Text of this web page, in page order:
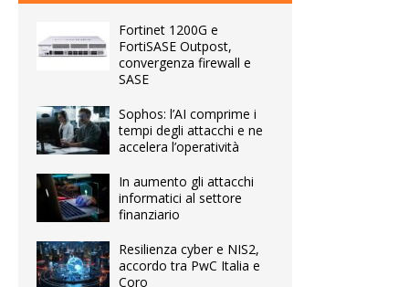
Fortinet 1200G e
FortiSASE Outpost,
convergenza firewall e
SASE
Sophos: l’AI comprime i
tempi degli attacchi e ne
accelera l’operatività
In aumento gli attacchi
informatici al settore
finanziario
Resilienza cyber e NIS2,
accordo tra PwC Italia e
Coro